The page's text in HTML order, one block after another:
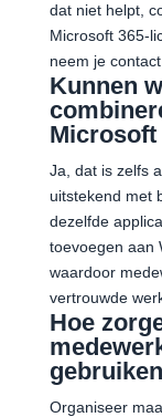
dat niet helpt,
Microsoft 365-
neem je
Kunnen
Microsoft
Ja, dat is zelfs
uitstekend met
dezelfde
toevoegen aan
waardoor
vertrouwde
Hoe
Organiseer